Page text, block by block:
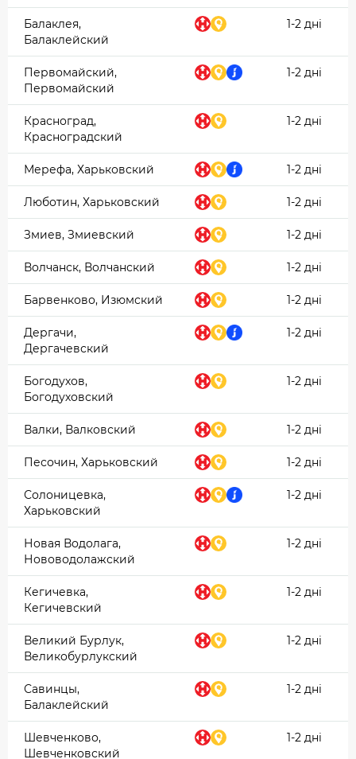
Балаклея,
Балаклейский
1-2 дні
Первомайский,
Первомайский
1-2 дні
Красноград,
Красноградский
1-2 дні
Мерефа, Харьковский 1-2 дні
Люботин, Харьковский 1-2 дні
Змиев, Змиевский 1-2 дні
Волчанск, Волчанский 1-2 дні
Барвенково, Изюмский 1-2 дні
Дергачи,
Дергачевский
1-2 дні
Богодухов,
Богодуховский
1-2 дні
Валки, Валковский 1-2 дні
Песочин, Харьковский 1-2 дні
Солоницевка,
Харьковский
1-2 дні
Новая Водолага,
Нововодолажский
1-2 дні
Кегичевка,
Кегичевский
1-2 дні
Великий Бурлук,
Великобурлукский
1-2 дні
Савинцы,
Балаклейский
1-2 дні
Шевченково,
Шевченковский
1-2 дні